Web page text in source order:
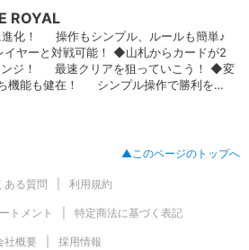
ROYAL
化！ 操作もシンプル、ルールも簡単♪
可能！ ◆山札からカードが2
ジ！ 最速クリアを狙っていこう！ ◆変
機能も健在！ シンプル操作で勝利を掴
グの座！ ◆初回登録でお役立
中♪
▲このページのトップへ
ある質問 利用規約
トメント 特定商法に基づく表記
社概要 採用情報